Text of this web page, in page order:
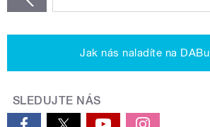
Jak nás naladíte na DABu
SLEDUJTE NÁS